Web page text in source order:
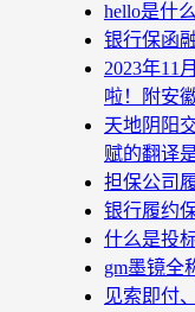
hello是什
银行保函
2023年11
啦！附安
天地阴阳
赋的翻译
担保公司
银行履约
什么是投
gm墨镜全
见索即付